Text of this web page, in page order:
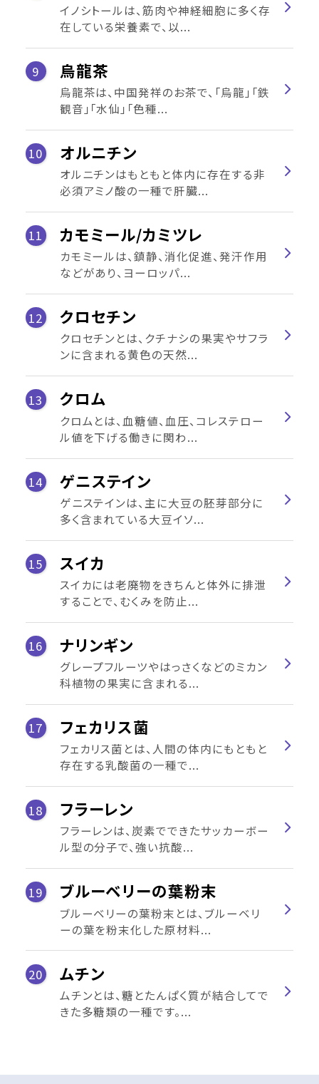
イノシトールは、筋肉や神経細胞に多く存
在している栄養素で、以...
9 烏龍茶
烏龍茶は、中国発祥のお茶で、「烏龍」「鉄
観音」「水仙」「色種...
10 オルニチン
オルニチンはもともと体内に存在する非
必須アミノ酸の一種で肝臓...
11 カモミール/カミツレ
カモミールは、鎮静、消化促進、発汗作用
などがあり、ヨーロッパ...
12 クロセチン
クロセチンとは、クチナシの果実やサフラ
ンに含まれる黄色の天然...
13 クロム
クロムとは、血糖値、血圧、コレステロー
ル値を下げる働きに関わ...
14 ゲニステイン
ゲニステインは、主に大豆の胚芽部分に
多く含まれている大豆イソ...
15 スイカ
スイカには老廃物をきちんと体外に排泄
することで、むくみを防止...
16 ナリンギン
グレープフルーツやはっさくなどのミカン
科植物の果実に含まれる...
17 フェカリス菌
フェカリス菌とは、人間の体内にもともと
存在する乳酸菌の一種で...
18 フラーレン
フラーレンは、炭素でできたサッカーボー
ル型の分子で、強い抗酸...
19 ブルーベリーの葉粉末
ブルーベリーの葉粉末とは、ブルーベリ
ーの葉を粉末化した原材料...
20 ムチン
ムチンとは、糖とたんぱく質が結合してで
きた多糖類の一種です。...